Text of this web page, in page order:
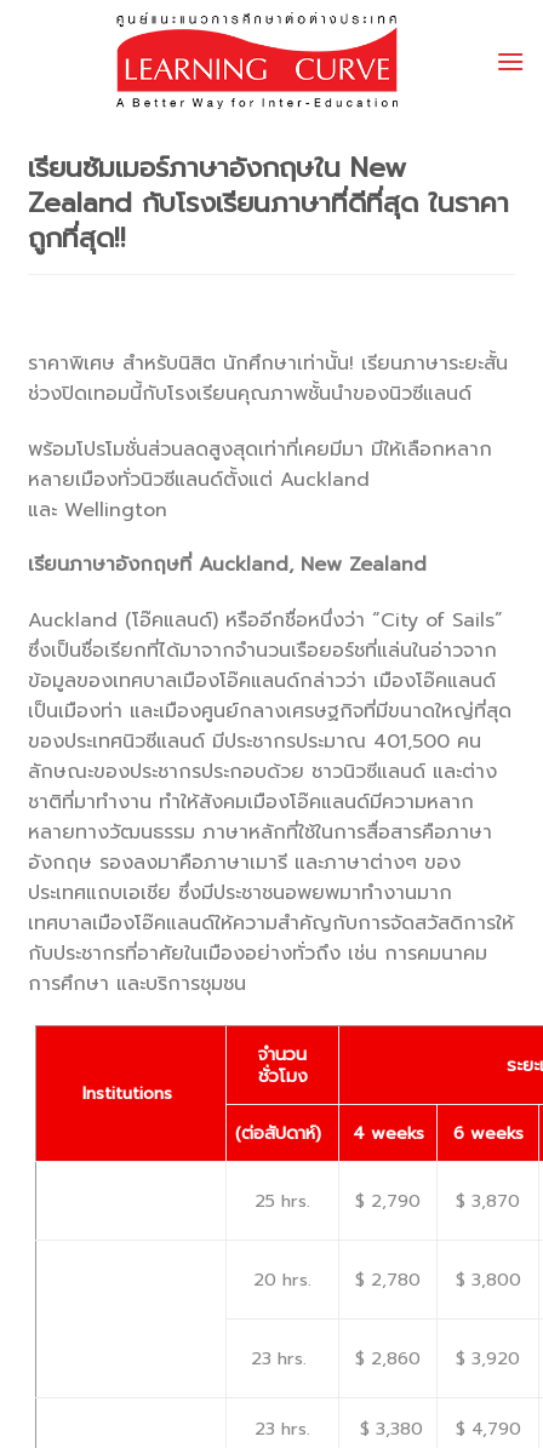
เรียนซัมเมอร์ภาษาอังกฤษใน New
Zealand กับโรงเรียนภาษาที่ดีที่สุด ในราคา
ถูกที่สุด!!
ราคาพิเศษ สำหรับนิสิต นักศึกษาเท่านั้น! เรียนภาษาระยะสั้น
ช่วงปิดเทอมนี้กับโรงเรียนคุณภาพชั้นนำของนิวซีแลนด์
พร้อมโปรโมชั่นส่วนลดสูงสุดเท่าที่เคยมีมา มีให้เลือกหลาก
หลายเมืองทั่วนิวซีแลนด์ตั้งแต่ Auckland
และ Wellington
เรียนภาษาอังกฤษที่ Auckland, New Zealand
Auckland (โอ๊คแลนด์) หรืออีกชื่อหนึ่งว่า “City of Sails”
ซึ่งเป็นชื่อเรียกที่ได้มาจากจำนวนเรือยอร์ชที่แล่นในอ่าวจาก
ข้อมูลของเทศบาลเมืองโอ๊คแลนด์กล่าวว่า เมืองโอ๊คแลนด์
เป็นเมืองท่า และเมืองศูนย์กลางเศรษฐกิจที่มีขนาดใหญ่ที่สุด
ของประเทศนิวซีแลนด์ มีประชากรประมาณ 401,500 คน
ลักษณะของประชากรประกอบด้วย ชาวนิวซีแลนด์ และต่าง
ชาติที่มาทำงาน ทำให้สังคมเมืองโอ๊คแลนด์มีความหลาก
หลายทางวัฒนธรรม ภาษาหลักที่ใช้ในการสื่อสารคือภาษา
อังกฤษ รองลงมาคือภาษาเมารี และภาษาต่างๆ ของ
ประเทศแถบเอเชีย ซึ่งมีประชาชนอพยพมาทำงานมาก
เทศบาลเมืองโอ๊คแลนด์ให้ความสำคัญกับการจัดสวัสดิการให้
กับประชากรที่อาศัยในเมืองอย่างทั่วถึง เช่น การคมนาคม
การศึกษา และบริการชุมชน
Institutions
จำนวน
ชั่วโมง
ระย
(ต่อสัปดาห์) 4 weeks 6 weeks
25 hrs. $ 2,790 $ 3,870
20 hrs. $ 2,780 $ 3,800
23 hrs. $ 2,860 $ 3,920
23 hrs. $ 3,380 $ 4,790